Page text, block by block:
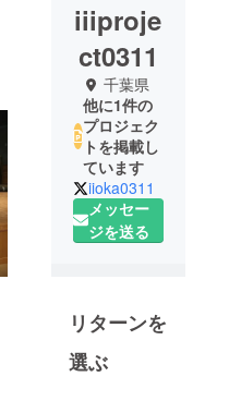
iiiproje
ct0311
千葉県
他に1件の
プロジェク
トを掲載し
ています
iioka0311
メッセー
ジを送る
リターンを
選ぶ